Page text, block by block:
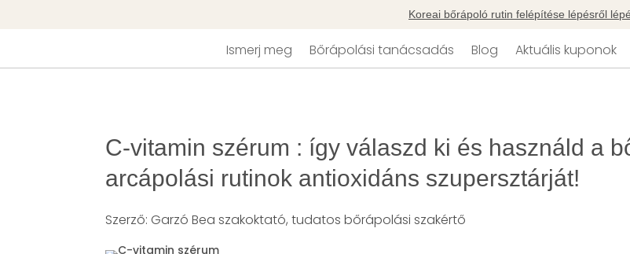
Koreai bőrápoló rutin felépítése lépésről
Ismerj meg Bőrápolási tanácsadás Blog Aktuális kuponok
C-vitamin szérum : így válaszd ki és használd a
arcápolási rutinok antioxidáns szupersztárját!
Szerző: Garzó Bea szakoktató, tudatos bőrápolási szakértő